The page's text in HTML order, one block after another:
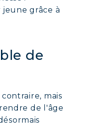
grâce à
de
mais
de l'âge